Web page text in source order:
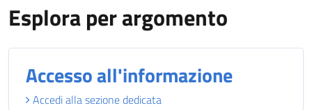
Esplora per argomento
Accesso all'informazione
Accedi alla sezione dedicata